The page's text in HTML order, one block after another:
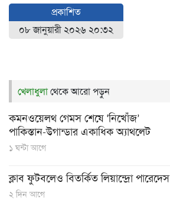
প্রকাশিত
০৮ জানুয়ারী ২০২৬ ২০:৩২
খেলাধুলাথেকে আরো পড়ুন
কমনওয়েলথ গেমস শেষে ‘নিখোঁজ’
পাকিস্তান-উগান্ডার একাধিক অ্যাথলেট
১ ঘন্টা আগে
ক্লাব ফুটবলেও বিতর্কিত লিয়ান্দ্রো পারেদেস
২ দিন আগে